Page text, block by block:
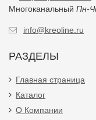
Многоканальный Пн-
info@kreoline.ru
РАЗДЕЛЫ
Главная страница
Каталог
О Компании